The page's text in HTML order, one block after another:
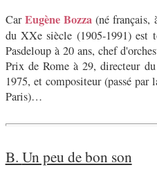
CarEugène Bozza(né français,
du XXe siècle (1905-1991)
Pasdeloup à 20 ans, chef
Prix de Rome à 29, directeur
1975, et compositeur (passé par
Paris)…
B. Un peu de bon son